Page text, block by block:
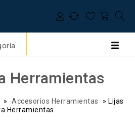
Herramientas
» Accesorios Herramientas » Lijas
Herramientas